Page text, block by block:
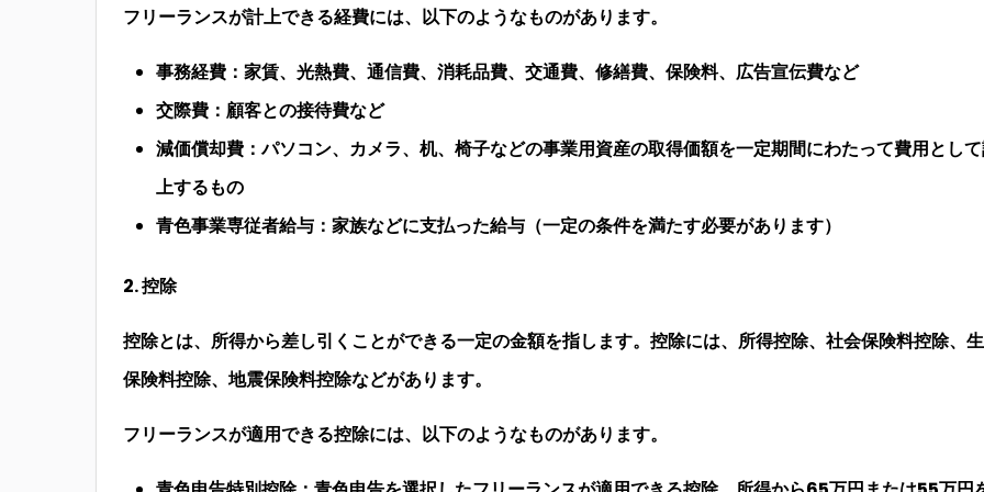
フリーランスが計上できる経費には、以下のようなものがあります。
事務経費：家賃、光熱費、通信費、消耗品費、交通費、修繕費、保険料、広告宣伝費など
交際費：顧客との接待費など
減価償却費：パソコン、カメラ、机、椅子などの事業用資産の取得価額を一定期間にわたって費用とし
上するもの
青色事業専従者給与：家族などに支払った給与（一定の条件を満たす必要があります）
2. 控除
控除とは、所得から差し引くことができる一定の金額を指します。控除には、所得控除、社会保険料控除、
保険料控除、地震保険料控除などがあります。
フリーランスが適用できる控除には、以下のようなものがあります。